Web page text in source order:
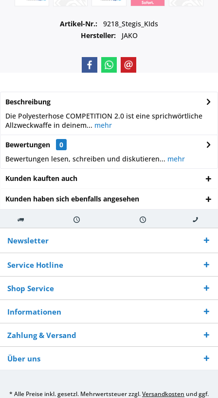
Artikel-Nr.:
9218_Stegis_KIds
Hersteller:
JAKO
Beschreibung
Die Polyesterhose COMPETITION 2.0 ist eine sprichwörtliche
Allzweckwaffe in deinem... mehr
Bewertungen
0
Bewertungen lesen, schreiben und diskutieren... mehr
Kunden kauften auch
Kunden haben sich ebenfalls angesehen
Kostenloser
Versand ab €
250,-
Versand innerhalb von Versand von So erreichen
Sie uns 0160
970 511 90
Newsletter
Service Hotline
Shop Service
Informationen
Zahlung & Versand
Über uns
* Alle Preise inkl. gesetzl. Mehrwertsteuer zzgl.Versandkosten und ggf.